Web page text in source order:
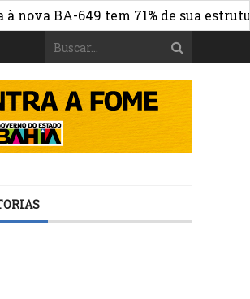
BA-649 tem 71% de sua estrutura